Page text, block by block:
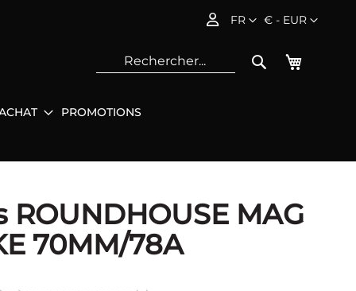
Devise
€ - EUR
Langue
FR
Mon
Rechercher
PROMOTIONS
ROUNDHOUSE MAG
70MM/78A